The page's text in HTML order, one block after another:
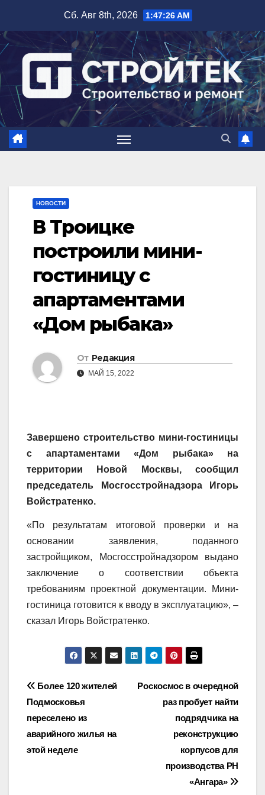
содержимому
Сб. Авг 8th, 2026 1:47:27 AM
НОВОСТИ
В Троицке
построили мини-
гостиницу с
апартаментами
«Дом рыбака»
От Редакция
МАЙ 15, 2022
Завершено строительство мини-гостиницы
с апартаментами «Дом рыбака» на
территории Новой Москвы, сообщил
председатель Мосгосстройнадзора Игорь
Войстратенко.
«По результатам итоговой проверки и на
основании заявления, поданного
застройщиком, Мосгосстройнадзором выдано
заключение о соответствии объекта
требованиям проектной документации. Мини-
гостиница готовится к вводу в эксплуатацию», –
сказал Игорь Войстратенко.
Навигация
по
записям
Роскосмос в очередной
раз пробует найти
подрядчика на
реконструкцию
корпусов для
производства РН
«Ангара»
Более 120 жителей
Подмосковья
переселено из
аварийного жилья на
этой неделе